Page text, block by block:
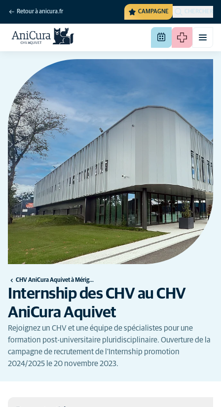
Retour à anicura.fr CAMPAGNE CHERCHER
CHV AniCura Aquivet à Mérignac
Internship des CHV au CHV
AniCura Aquivet
Rejoignez un CHV et une équipe de spécialistes pour une
formation post-universitaire pluridisciplinaire. Ouverture de la
campagne de recrutement de l'Internship promotion
2024/2025 le 20 novembre 2023.